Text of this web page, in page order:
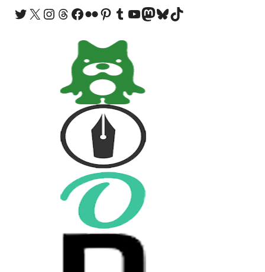
Twitter X Instagram Threads Facebook Flickr Pinterest Tumblr YouTube Mastodon Bluesky TikTok